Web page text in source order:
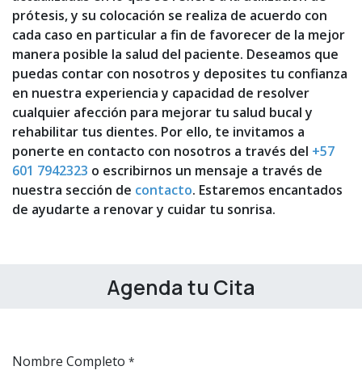
prótesis, y su colocación se realiza de acuerdo con
cada caso en particular a fin de favorecer de la mejor
manera posible la salud del paciente. Deseamos que
puedas contar con nosotros y deposites tu confianza
en nuestra experiencia y capacidad de resolver
cualquier afección para mejorar tu salud bucal y
rehabilitar tus dientes. Por ello, te invitamos a
ponerte en contacto con nosotros a través del +57
601 7942323 o escribirnos un mensaje a través de
nuestra sección de contacto. Estaremos encantados
de ayudarte a renovar y cuidar tu sonrisa.
Agenda tu Cita
Nombre Completo *